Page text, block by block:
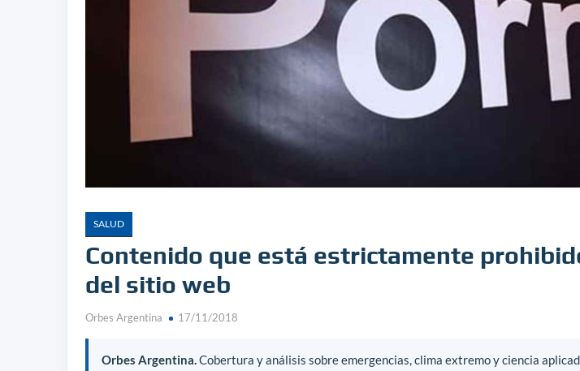
SALUD
Contenido que está estrictamente
del sitio web
Orbes Argentina 17/11/2018
Orbes Argentina.Cobertura y análisis sobre emergencias, clima extremo y ciencia